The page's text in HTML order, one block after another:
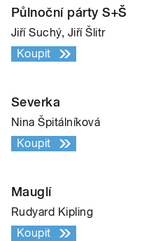
Půlnoční párty S+Š
Jiří Suchý, Jiří Šlitr
Koupit
Severka
Nina Špitálníková
Koupit
Mauglí
Rudyard Kipling
Koupit